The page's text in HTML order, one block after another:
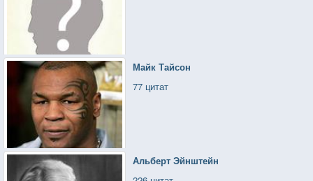
Майк Тайсон
77 цитат
Альберт Эйнштейн